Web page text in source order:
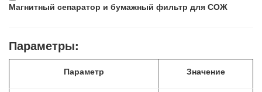
Магнитный сепаратор и бумажный фильтр для СОЖ
Параметры:
Параметр Значение